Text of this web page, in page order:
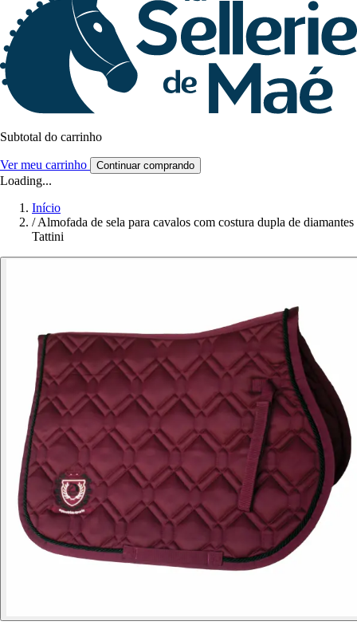
Subtotal do carrinho
Ver meu carrinho Continuar comprando
Loading...
Início
/ Almofada de sela para cavalos com costura dupla de diamantes
Tattini